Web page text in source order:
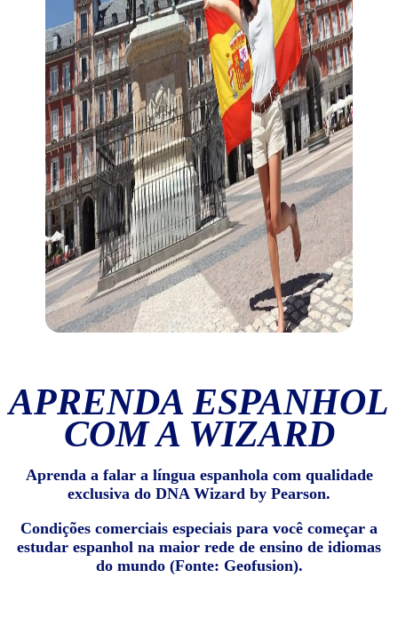
APRENDA ESPANHOL
COM A WIZARD
Aprenda a falar a língua espanhola com qualidade
exclusiva do DNA Wizard by Pearson.
Condições comerciais especiais para você começar a
estudar espanhol na maior rede de ensino de idiomas
do mundo (Fonte: Geofusion).